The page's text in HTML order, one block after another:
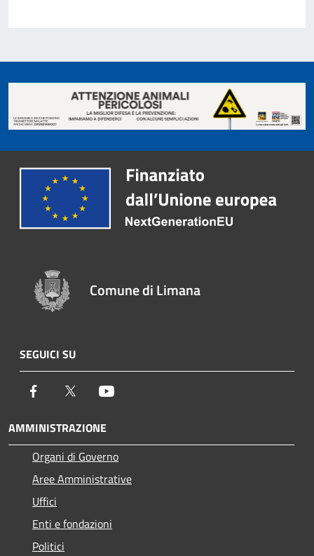
Comune di Limana
SEGUICI SU
Facebook Twitter
AMMINISTRAZIONE
Organi di Governo
Aree Amministrative
Uffici
Enti e fondazioni
Politici